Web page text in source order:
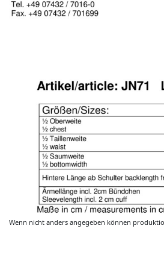
Wenn nicht anders angegeben können